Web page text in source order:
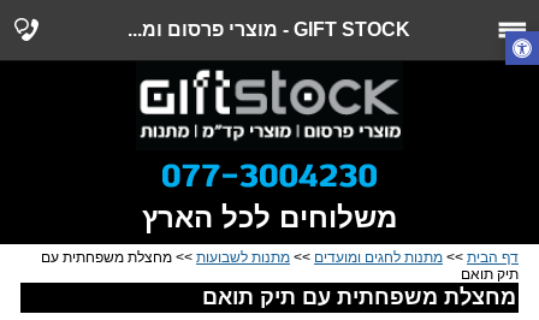
GIFT STOCK - מוצרי פרסום ומ...
משלוחים לכל הארץ
דף הבית >> מתנות לחגים ומועדים >> מתנות לשבועות >> מחצלת משפחתית עם
תיק תואם
מחצלת משפחתית עם תיק תואם